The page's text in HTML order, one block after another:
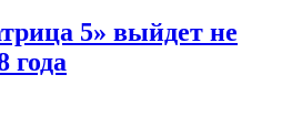
5» выйдет не
года